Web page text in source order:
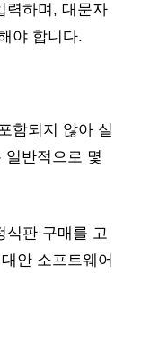
력하며, 대문자
야 합니다.
함되지 않아 실
일반적으로 몇
식판 구매를 고
안 소프트웨어